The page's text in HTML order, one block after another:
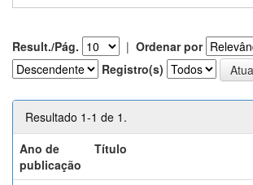
Result./Pág. | Ordenar por
Registro(s)
Resultado 1-1 de 1.
Ano de
publicação
Título